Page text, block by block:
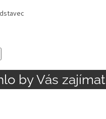
by Vás zajímat